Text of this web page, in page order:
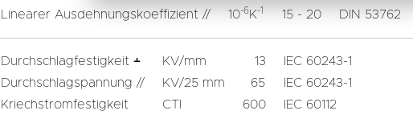
Linearer Ausdehnungskoeffizient //
10-6K-1 15 - 20 DIN 53762
Durchschlagfestigkeit ﬩ KV/mm 13
IEC 60243-1
Durchschlagspannung //
KV/25 mm 65
IEC 60243-1
Kriechstromfestigkeit
CTI 600 IEC 60112